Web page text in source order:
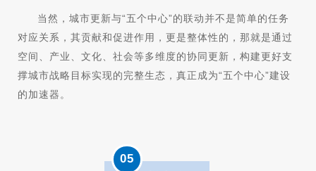
当然，城市更新与“五个中心”的联动并不是简单的任务
对应关系，其贡献和促进作用，更是整体性的，那就是通过
空间、产业、文化、社会等多维度的协同更新，构建更好支
撑城市战略目标实现的完整生态，真正成为“五个中心”建设
的加速器。
05